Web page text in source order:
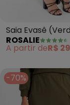
Saia Evasê
ROSALIE
A partir deR$
-70%